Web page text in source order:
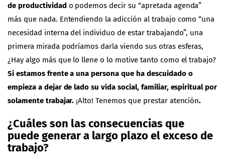
de productividad o podemos decir su “apretada agenda”
más que nada. Entendiendo la adicción al trabajo como “una
necesidad interna del individuo de estar trabajando”, una
primera mirada podríamos darla viendo sus otras esferas,
¿Hay algo más que lo llene o lo motive tanto como el trabajo?
Si estamos frente a una persona que ha descuidado o
empieza a dejar de lado su vida social, familiar, espiritual por
solamente trabajar.¡Alto! Tenemos que prestar atención.
¿Cuáles son las consecuencias que
puede generar a largo plazo el exceso de
trabajo?